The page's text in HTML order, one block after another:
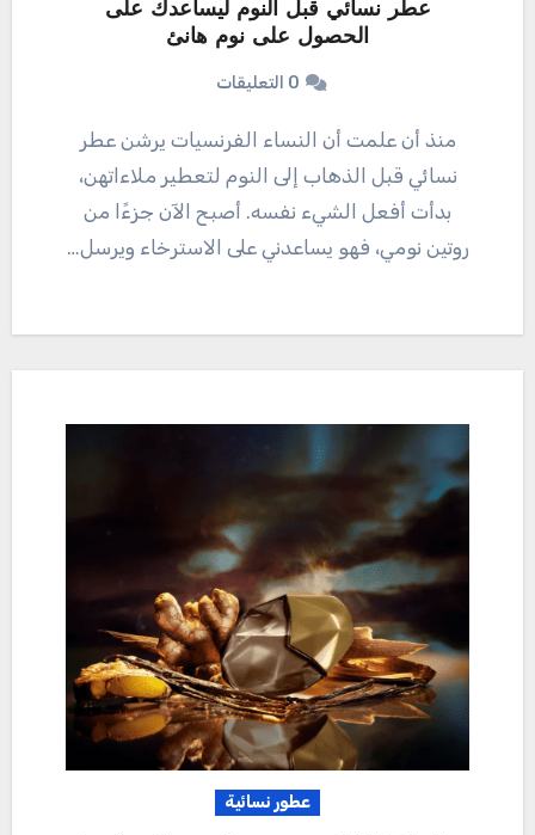
عطر نسائي قبل النوم ليساعدك على
الحصول على نوم هانئ
0 التعليقات
منذ أن علمت أن النساء الفرنسيات يرشن عطر
نسائي قبل الذهاب إلى النوم لتعطير ملاءاتهن،
بدأت أفعل الشيء نفسه. أصبح الآن جزءًا من
روتين نومي، فهو يساعدني على الاسترخاء ويرسل…
عطور نسائية